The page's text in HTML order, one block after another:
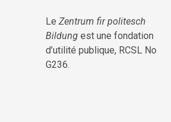
Le Zentrum fir politesch
Bildung est une fondation
d’utilité publique, RCSL No
G236.